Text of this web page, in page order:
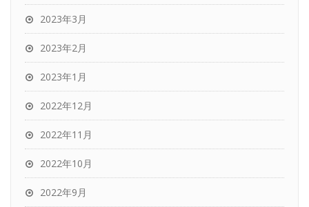
2023年3月
2023年2月
2023年1月
2022年12月
2022年11月
2022年10月
2022年9月